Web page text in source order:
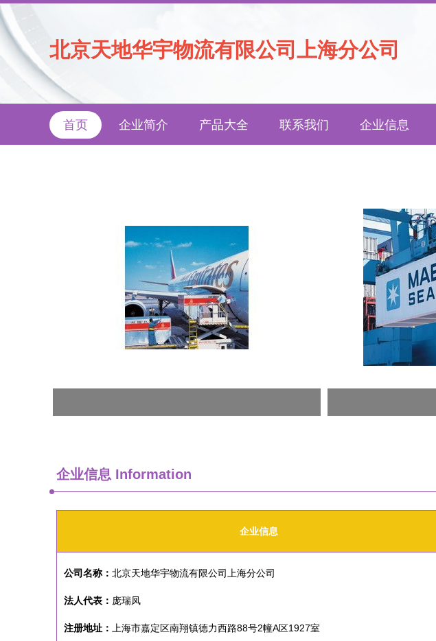
北京天地华宇物流有限公司上海分公司
首页 企业简介 产品大全 联系我们 企业信息
企业信息 Information
企业信息
公司名称： 北京天地华宇物流有限公司上海分公司
法人代表： 庞瑞凤
注册地址： 上海市嘉定区南翔镇德力西路88号2幢A区1927室